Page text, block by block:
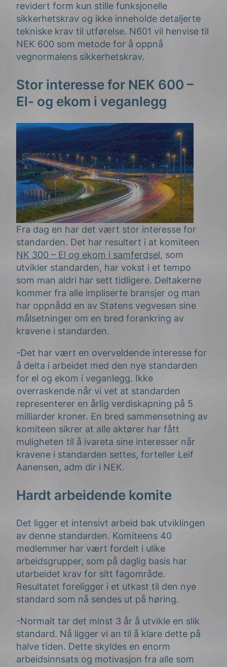
revidert form kun stille funksjonelle
sikkerhetskrav og ikke inneholde detaljerte
tekniske krav til utførelse. N601 vil henvise til
NEK 600 som metode for å oppnå
vegnormalens sikkerhetskrav.
Stor interesse for NEK 600 –
El- og ekom i veganlegg
Fra dag en har det vært stor interesse for
standarden. Det har resultert i at komiteen
NK 300 – El og ekom i samferdsel, som
utvikler standarden, har vokst i et tempo
som man aldri har sett tidligere. Deltakerne
kommer fra alle impliserte bransjer og man
har oppnådd en av Statens vegvesen sine
målsetninger om en bred forankring av
kravene i standarden.
-Det har vært en overveldende interesse for
å delta i arbeidet med den nye standarden
for el og ekom i veganlegg. Ikke
overraskende når vi vet at standarden
representerer en årlig verdiskapning på 5
milliarder kroner. En bred sammensetning av
komiteen sikrer at alle aktører har fått
muligheten til å ivareta sine interesser når
kravene i standarden settes, forteller Leif
Aanensen, adm dir i NEK.
Hardt arbeidende komite
Det ligger et intensivt arbeid bak utviklingen
av denne standarden. Komiteens 40
medlemmer har vært fordelt i ulike
arbeidsgrupper, som på daglig basis har
utarbeidet krav for sitt fagområde.
Resultatet foreligger i et utkast til den nye
standard som nå sendes ut på høring.
-Normalt tar det minst 3 år å utvikle en slik
standard. Nå ligger vi an til å klare dette på
halve tiden. Dette skyldes en enorm
arbeidsinnsats og motivasjon fra alle som